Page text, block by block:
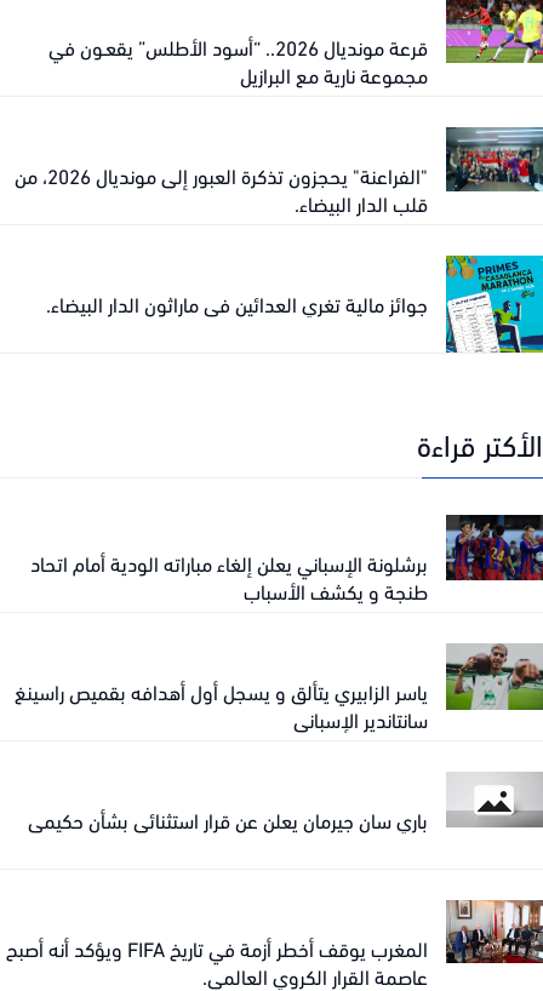
قرعة مونديال 2026.. “أسود الأطلس” يقعـون في
مجموعة نارية مع البرازيل
"الفراعنة" يحجزون تذكرة العبور إلى مونديال 2026، من
قلب الدار البيضاء.
جوائز مالية تغري العدائين في ماراثون الدار البيضاء.
قراءة
برشلونة الإسباني يعلن إلغاء مباراته الودية أمام اتحاد
طنجة و يكشف الأسباب
ياسر الزابيري يتألق و يسجل أول أهدافه بقميص راسينغ
سانتاندير الإسباني
باري سان جيرمان يعلن عن قرار استثنائي بشأن حكيمي
المغرب يوقف أخطر أزمة في تاريخ FIFA ويؤكد أنه أصبح
عاصمة القرار الكروي العالمي.